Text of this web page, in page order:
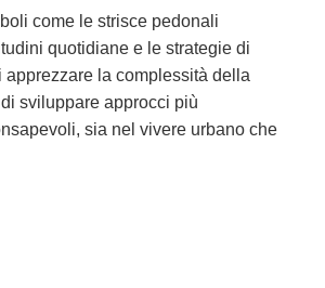
come le strisce pedonali
quotidiane e le strategie di
apprezzare la complessità della
sviluppare approcci più
sia nel vivere urbano che